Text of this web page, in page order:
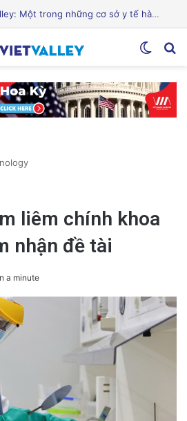
Sự Kiện Livestream Gây Chấn Động: 3 Triệu Người Theo Dõi Nguyễn Phương Hằng Tại Việt Nam!
liêm chính khoa
nhận đề tài
a minute